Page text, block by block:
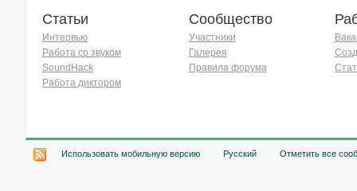
Статьи
Интервью
Работа со звуком
SoundHack
Работа диктором
Сообщество
Участники
Галерея
Правила форума
Использовать мобильную версию Русский Отметить все